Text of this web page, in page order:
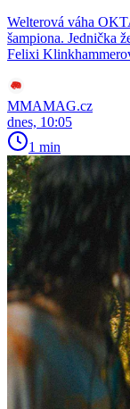
Welterová váha
šampiona. Jednička
Felixi
MMAMAG.cz
dnes, 10:05
1 min